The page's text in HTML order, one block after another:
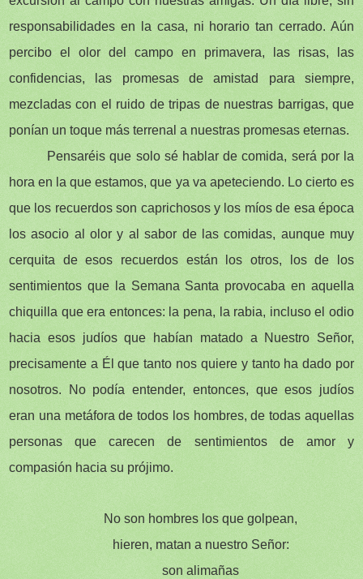
responsabilidades en la casa, ni horario tan cerrado. Aún
percibo el olor del campo en primavera, las risas, las
confidencias, las promesas de amistad para siempre,
mezcladas con el ruido de tripas de nuestras barrigas, que
ponían un toque más terrenal a nuestras promesas eternas.
Pensaréis que solo sé hablar de comida, será por la
hora en la que estamos, que ya va apeteciendo. Lo cierto es
que los recuerdos son caprichosos y los míos de esa época
los asocio al olor y al sabor de las comidas, aunque muy
cerquita de esos recuerdos están los otros, los de los
sentimientos que la Semana Santa provocaba en aquella
chiquilla que era entonces: la pena, la rabia, incluso el odio
hacia esos judíos que habían matado a Nuestro Señor,
precisamente a Él que tanto nos quiere y tanto ha dado por
nosotros. No podía entender, entonces, que esos judíos
eran una metáfora de todos los hombres, de todas aquellas
personas que carecen de sentimientos de amor y
compasión hacia su prójimo.
No son hombres los que golpean,
hieren, matan a nuestro Señor:
son alimañas